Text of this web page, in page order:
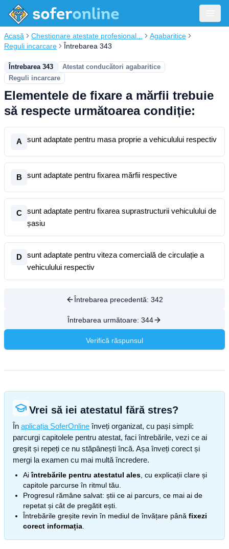
Acasă Chestionare atestate profesional...
Agabaritice
Reguli incarcare
Întrebarea 343
Întrebarea 343
Atestat conducători agabaritice
Reguli incarcare
Elementele de fixare a mărfii trebuie
să respecte următoarea condiție:
A sunt adaptate pentru masa proprie a vehiculului respectiv
B sunt adaptate pentru fixarea mărfii respective
C
sunt adaptate pentru fixarea suprastructurii vehiculului de
șasiu
D
sunt adaptate pentru viteza comercială de circulație a
vehiculului respectiv
Întrebarea precedentă: 342
Întrebarea următoare: 344
Verifică răspunsul
Vrei să iei atestatul fără stres?
În aplicația SoferOnline înveți organizat, cu pași simpli:
parcurgi capitolele pentru atestat, faci întrebările, vezi ce ai
greșit și repeți ce nu stăpânești încă. Așa înveți corect și
mergi la examen cu mai multă încredere.
Aiîntrebările pentru atestatul ales , cu explicații clare și
capitole parcurse în ritmul tău.
Progresul rămâne salvat: știi ce ai parcurs, ce mai ai de
repetat și cât de pregătit ești.
Întrebările greșite revin în mediul de învățare până fixezi
corect informația